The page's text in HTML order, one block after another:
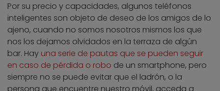
Por su precio y capacidades, algunos teléfonos
inteligentes son objeto de deseo de los amigos de lo
ajeno, cuando no somos nosotros mismos los que
nos los dejamos olvidados en la terraza de algún
bar. Hay una serie de pautas que se pueden seguir
en caso de pérdida o robo de un smartphone, pero
siempre no se puede evitar que el ladrón, o la